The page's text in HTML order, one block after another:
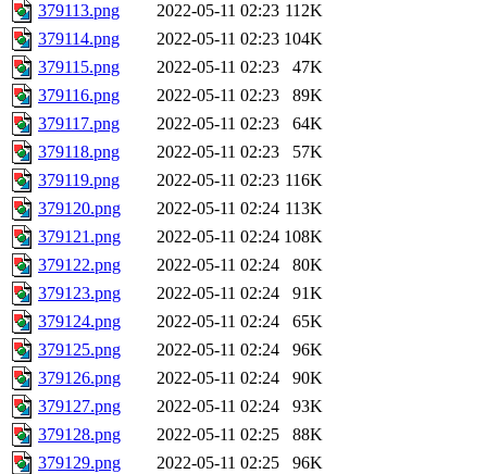
379113.png
2022-05-11 02:23 112K
379114.png
2022-05-11 02:23 104K
379115.png
2022-05-11 02:23
47K
379116.png
2022-05-11 02:23
89K
379117.png
2022-05-11 02:23
64K
379118.png
2022-05-11 02:23
57K
379119.png
2022-05-11 02:23 116K
379120.png
2022-05-11 02:24 113K
379121.png
2022-05-11 02:24 108K
379122.png
2022-05-11 02:24
80K
379123.png
2022-05-11 02:24
91K
379124.png
2022-05-11 02:24
65K
379125.png
2022-05-11 02:24
96K
379126.png
2022-05-11 02:24
90K
379127.png
2022-05-11 02:24
93K
379128.png
2022-05-11 02:25
88K
379129.png
2022-05-11 02:25
96K